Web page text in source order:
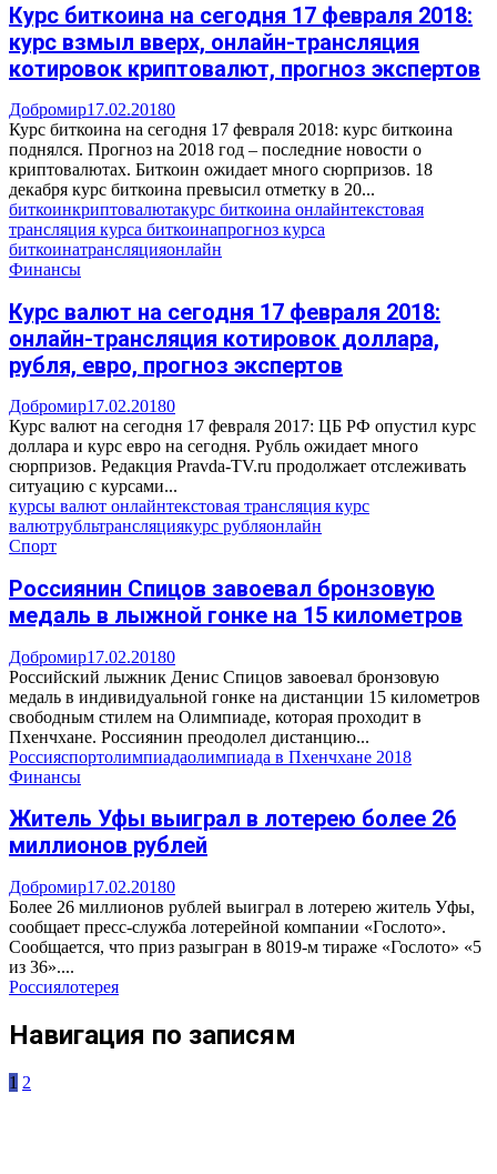
Курс биткоина на сегодня 17 февраля 2018:
курс взмыл вверх, онлайн-трансляция
котировок криптовалют, прогноз экспертов
Добромир17.02.20180
Курс биткоина на сегодня 17 февраля 2018: курс биткоина
поднялся. Прогноз на 2018 год – последние новости о
криптовалютах. Биткоин ожидает много сюрпризов. 18
декабря курс биткоина превысил отметку в 20...
биткоинкриптовалютакурс биткоина онлайнтекстовая
трансляция курса биткоинапрогноз курса
биткоинатрансляцияонлайн
Финансы
Курс валют на сегодня 17 февраля 2018:
онлайн-трансляция котировок доллара,
рубля, евро, прогноз экспертов
Добромир17.02.20180
Курс валют на сегодня 17 февраля 2017: ЦБ РФ опустил курс
доллара и курс евро на сегодня. Рубль ожидает много
сюрпризов. Редакция Pravda-TV.ru продолжает отслеживать
ситуацию с курсами...
курсы валют онлайнтекстовая трансляция курс
валютрубльтрансляциякурс рубляонлайн
Спорт
Россиянин Спицов завоевал бронзовую
медаль в лыжной гонке на 15 километров
Добромир17.02.20180
Российский лыжник Денис Спицов завоевал бронзовую
медаль в индивидуальной гонке на дистанции 15 километров
свободным стилем на Олимпиаде, которая проходит в
Пхенчхане. Россиянин преодолел дистанцию...
Россияспортолимпиадаолимпиада в Пхенчхане 2018
Финансы
Житель Уфы выиграл в лотерею более 26
миллионов рублей
Добромир17.02.20180
Более 26 миллионов рублей выиграл в лотерею житель Уфы,
сообщает пресс-служба лотерейной компании «Гослото».
Сообщается, что приз разыгран в 8019-м тираже «Гослото» «5
из 36»....
Россиялотерея
Навигация по записям
1 2